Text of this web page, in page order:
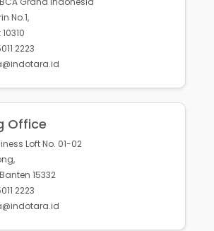
No.1,
2223
Office
Loft No. 01-02
15332
2223